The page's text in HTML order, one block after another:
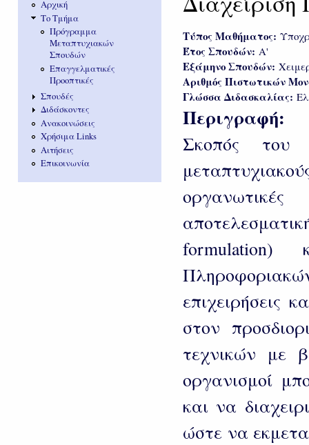
Αρχική
Το Τμήμα
Πρόγραμμα
Μεταπτυχιακών
Σπουδών
Επαγγελματικές
Προοπτικές
Σπουδές
Διδάσκοντες
Ανακοινώσεις
Χρήσιμα Links
Αιτήσεις
Επικοινωνία
Τύπος Μαθήματος:
Έτος Σπουδών: Α'
Εξάμηνο Σπουδών:
Αριθμός Πιστωτικών
Γλώσσα Διδασκαλίας:
Περιγραφή:
Σκοπός του
formulation)
επιχειρήσεις
στον
τεχνικών με
οργανισμοί
και να
ώστε να